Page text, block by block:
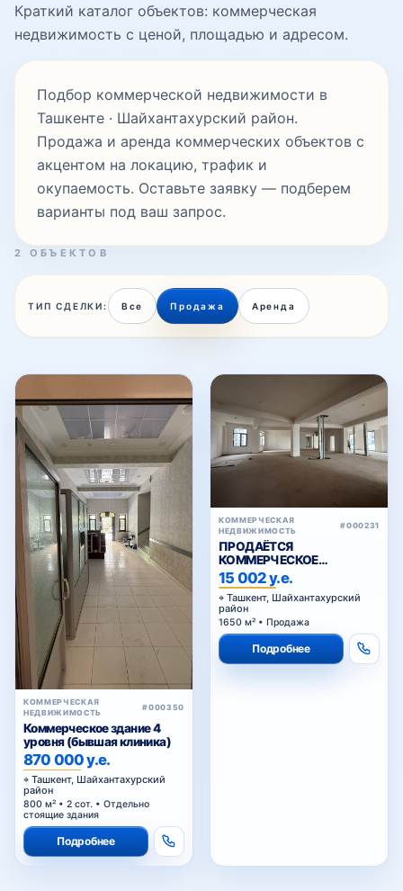
Себзар
Тинчлик
Чорсу
Шайхонтохур
Эски Жува
Пахтакор
метро Пахтакор
Халклар Дустлиги
Краткий каталог объектов: коммерческая
недвижимость с ценой, площадью и адресом.
Подбор коммерческой недвижимости в
Ташкенте · Шайхантахурский район.
Продажа и аренда коммерческих объектов с
акцентом на локацию, трафик и
окупаемость. Оставьте заявку — подберем
варианты под ваш запрос.
2 ОБЪЕКТОВ
ТИП СДЕЛКИ: Все Продажа Аренда
КОММЕРЧЕСКАЯ
НЕДВИЖИМОСТЬ
#000350
Коммерческое здание 4
уровня (бывшая клиника)
870 000 у.е.
Ташкент, Шайхантахурский
район
800 м² • 2 сот. • Отдельно
стоящие здания
Подробнее
КОММЕРЧЕСКАЯ
НЕДВИЖИМОСТЬ
#000231
ПРОДАЁТСЯ
КОММЕРЧЕСКОЕ
ПОМЕЩЕНИЕ ВДОЛЬ
ДОРОГИ , КУКЧА
15 002 у.е.
Ташкент, Шайхантахурский
район
1650 м² • Продажа
Подробнее